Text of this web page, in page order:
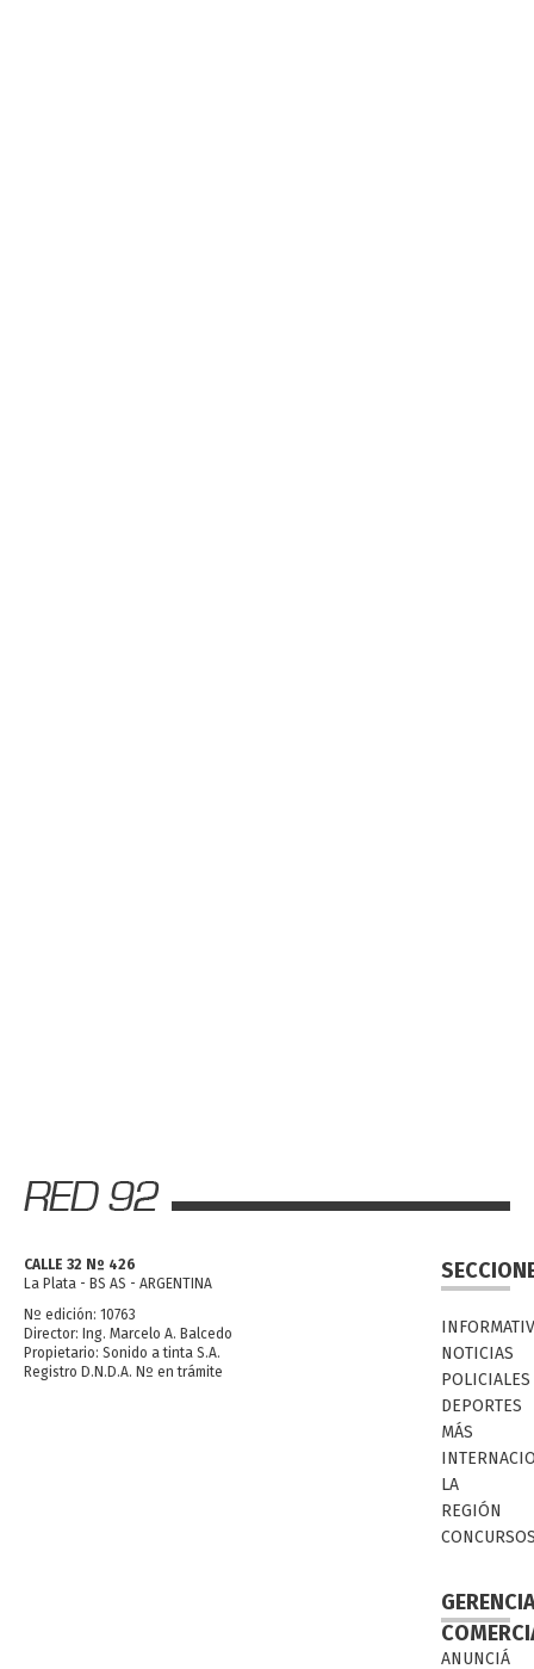
CALLE 32 Nº 426
La Plata - BS AS - ARGENTINA
Nº edición: 10763
Director: Ing. Marcelo A. Balcedo
Propietario: Sonido a tinta S.A.
Registro D.N.D.A. Nº en trámite
NOTICIAS
POLICIALES
DEPORTES
MÁS
LA
REGIÓN
ANUNCIÁ